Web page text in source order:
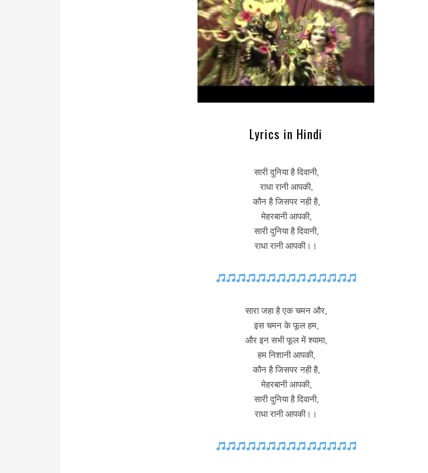
Lyrics in Hindi
सारी दुनिया है दिवानी,
राधा रानी आपकी,
कौन है जिसपर नही है,
मेहरबानी आपकी,
सारी दुनिया है दिवानी,
राधा रानी आपकी।।
सारा जहा है एक चमन और,
इस चमन के फूल हम,
और इन सभी फूल में श्यामा,
हम निशानी आपकी,
कौन है जिसपर नही है,
मेहरबानी आपकी,
सारी दुनिया है दिवानी,
राधा रानी आपकी।।